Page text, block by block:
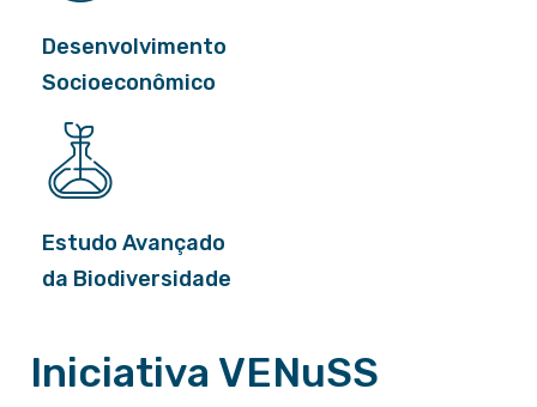
Desenvolvimento
Socioeconômico
Estudo Avançado
da Biodiversidade
Iniciativa VENuSS